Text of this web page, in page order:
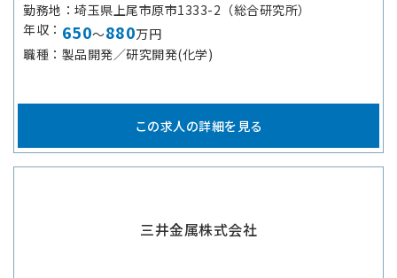
勤務地
埼玉県上尾市原市1333-2（総合研究所）
年収
650～880万円
職種
製品開発／研究開発(化学)
この求人の詳細を見る
三井金属株式会社